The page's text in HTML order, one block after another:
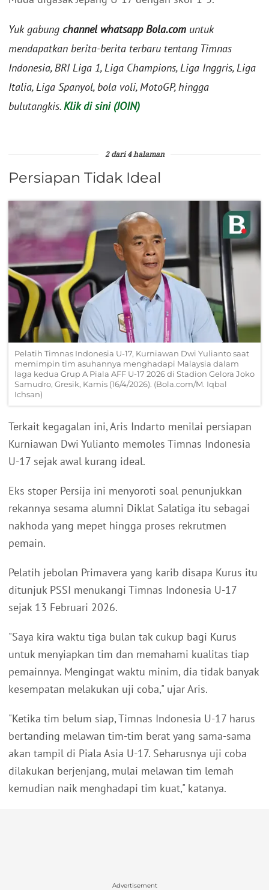
Yuk gabung channel whatsapp Bola.com untuk
mendapatkan berita-berita terbaru tentang Timnas
Indonesia, BRI Liga 1, Liga Champions, Liga Inggris, Liga
Italia, Liga Spanyol, bola voli, MotoGP, hingga
bulutangkis.Klik di sini (JOIN)
2 dari 4 halaman
Persiapan Tidak Ideal
Pelatih Timnas Indonesia U-17, Kurniawan Dwi Yulianto saat
memimpin tim asuhannya menghadapi Malaysia dalam
laga kedua Grup A Piala AFF U-17 2026 di Stadion Gelora Joko
Samudro, Gresik, Kamis (16/4/2026). (Bola.com/M. Iqbal
Ichsan)
Terkait kegagalan ini, Aris Indarto menilai persiapan
Kurniawan Dwi Yulianto memoles Timnas Indonesia
U-17 sejak awal kurang ideal.
Eks stoper Persija ini menyoroti soal penunjukkan
rekannya sesama alumni Diklat Salatiga itu sebagai
nakhoda yang mepet hingga proses rekrutmen
pemain.
Pelatih jebolan Primavera yang karib disapa Kurus itu
ditunjuk PSSI menukangi Timnas Indonesia U-17
sejak 13 Februari 2026.
"Saya kira waktu tiga bulan tak cukup bagi Kurus
untuk menyiapkan tim dan memahami kualitas tiap
pemainnya. Mengingat waktu minim, dia tidak banyak
kesempatan melakukan uji coba," ujar Aris.
"Ketika tim belum siap, Timnas Indonesia U-17 harus
bertanding melawan tim-tim berat yang sama-sama
akan tampil di Piala Asia U-17. Seharusnya uji coba
dilakukan berjenjang, mulai melawan tim lemah
kemudian naik menghadapi tim kuat," katanya.
Advertisement